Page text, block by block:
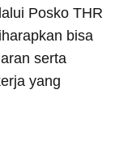
Posko THR
bisa
serta
yang